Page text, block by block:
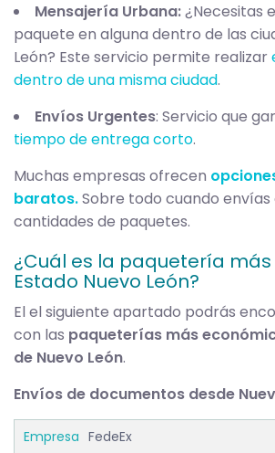
Mensajería Urbana:¿Necesitas
paquete en alguna dentro de las
León? Este servicio permite realizar
dentro de una misma ciudad.
Envíos Urgentes: Servicio que
tiempo de entrega corto.
Muchas empresas ofrecen
baratos.Sobre todo cuando envías
cantidades de paquetes.
¿Cuál es la paquetería
Estado Nuevo León?
El el siguiente apartado podrás
con las paqueterías más
de Nuevo León.
Envíos de documentos desde
FedeEx